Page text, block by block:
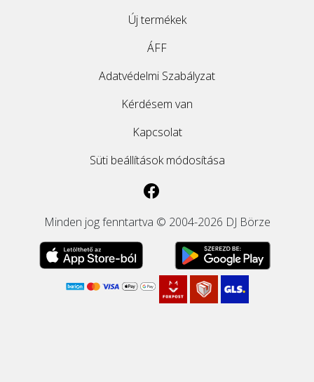
Új termékek
ÁFF
Adatvédelmi Szabályzat
Kérdésem van
Kapcsolat
Süti beállítások módosítása
Minden jog fenntartva © 2004-2026 DJ Börze